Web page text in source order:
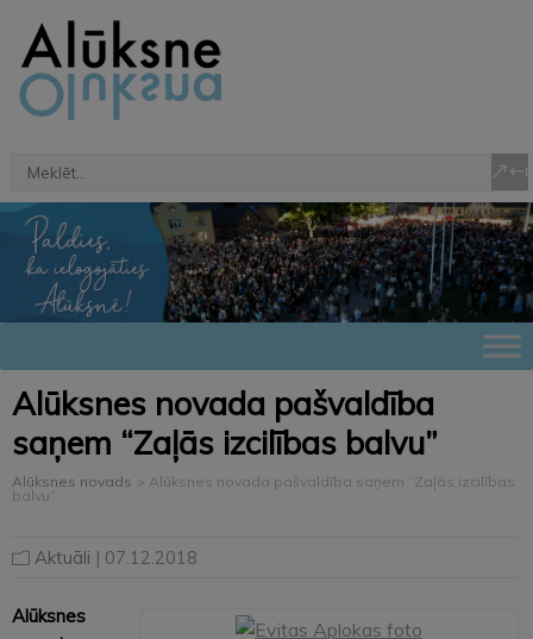
Alūksnes novada pašvaldība
saņem “Zaļās izcilības balvu”
Alūksnes novads > Alūksnes novada pašvaldība saņem “Zaļās izcilības
balvu”
Aktuāli | 07.12.2018
Alūksnes